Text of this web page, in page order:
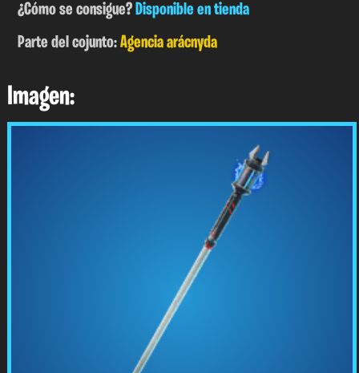
¿Cómo se consigue?Disponible en tienda
Parte del cojunto:Agencia arácnyda
Imagen: